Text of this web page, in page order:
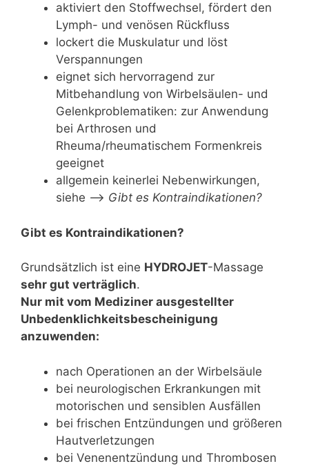
aktiviert den Stoffwechsel, fördert den
Lymph- und venösen Rückfluss
lockert die Muskulatur und löst
Verspannungen
eignet sich hervorragend zur
Mitbehandlung von Wirbelsäulen- und
Gelenkproblematiken: zur Anwendung
bei Arthrosen und
Rheuma/rheumatischem Formenkreis
geeignet
allgemein keinerlei Nebenwirkungen,
siehe —> Gibt es Kontraindikationen?
Gibt es Kontraindikationen?
Grundsätzlich ist eine HYDROJET-Massage
sehr gut verträglich.
Nur mit vom Mediziner ausgestellter
Unbedenklichkeitsbescheinigung
anzuwenden:
nach Operationen an der Wirbelsäule
bei neurologischen Erkrankungen mit
motorischen und sensiblen Ausfällen
bei frischen Entzündungen und größeren
Hautverletzungen
bei Venenentzündung und Thrombosen